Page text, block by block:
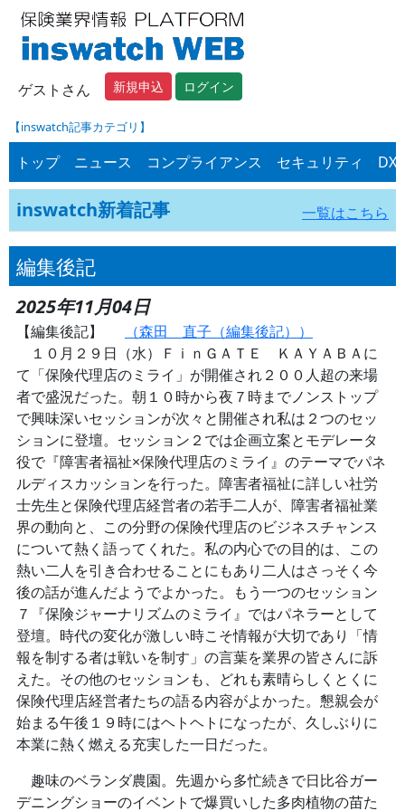
ゲストさん 新規申込 ログイン
【inswatch記事カテゴリ】
トップ ニュース コンプライアンス セキュリティ DX
inswatch新着記事 一覧はこちら
編集後記
2025年11月04日
【編集後記】
（森田 直子（編集後記））
１０月２９日（水）ＦｉｎＧＡＴＥ ＫＡＹＡＢＡに
て「保険代理店のミライ」が開催され２００人超の来場
者で盛況だった。朝１０時から夜７時までノンストップ
で興味深いセッションが次々と開催され私は２つのセッ
ションに登壇。セッション２では企画立案とモデレータ
役で『障害者福祉×保険代理店のミライ』のテーマでパネ
ルディスカッションを行った。障害者福祉に詳しい社労
士先生と保険代理店経営者の若手二人が、障害者福祉業
界の動向と、この分野の保険代理店のビジネスチャンス
について熱く語ってくれた。私の内心での目的は、この
熱い二人を引き合わせることにもあり二人はさっそく今
後の話が進んだようでよかった。もう一つのセッション
７『保険ジャーナリズムのミライ』ではパネラーとして
登壇。時代の変化が激しい時こそ情報が大切であり「情
報を制する者は戦いを制す」の言葉を業界の皆さんに訴
えた。その他のセッションも、どれも素晴らしくとくに
保険代理店経営者たちの語る内容がよかった。懇親会が
始まる午後１９時にはヘトヘトになったが、久しぶりに
本業に熱く燃える充実した一日だった。
趣味のベランダ農園。先週から多忙続きで日比谷ガー
デニングショーのイベントで爆買いした多肉植物の苗た